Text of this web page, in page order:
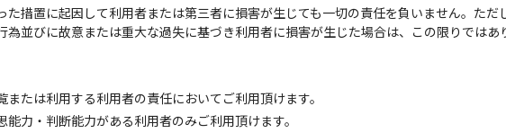
た措置に起因して利用者または第三者に損害が生じても一切の責任を負いません。た
為並びに故意または重大な過失に基づき利用者に損害が生じた場合は、この限りではあ
または利用する利用者の責任においてご利用頂けます。
能力・判断能力がある利用者のみご利用頂けます。